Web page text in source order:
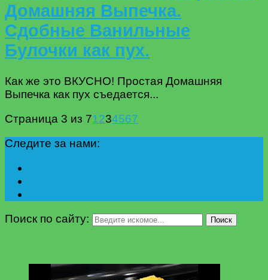
Домашняя Выпечка.
Сдобные Ванильные
Булочки как пух.
Как же это ВКУСНО! Простая Домашняя
Выпечка как пух съедается...
Страница 3 из 71234567
Следите за нами:
Поиск по сайту: Поиск